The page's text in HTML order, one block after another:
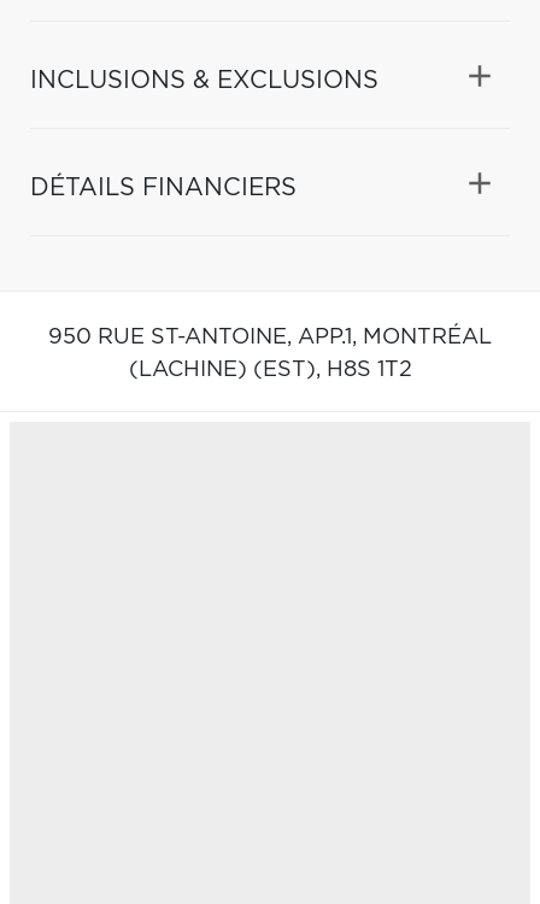
INCLUSIONS & EXCLUSIONS
DÉTAILS FINANCIERS
950 RUE ST-ANTOINE, APP.1, MONTRÉAL
(LACHINE) (EST), H8S 1T2